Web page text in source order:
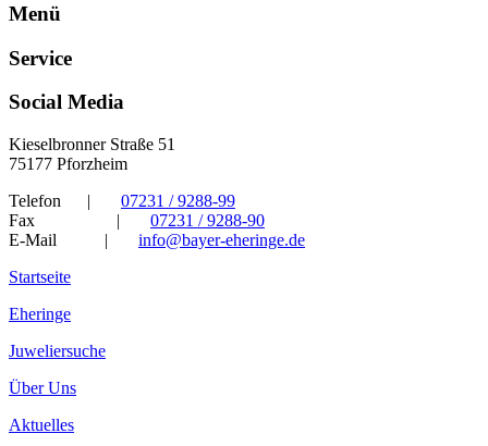
Menü
Service
Social Media
Kieselbronner Straße 51
75177 Pforzheim
Telefon
|
07231 / 9288-99
Fax
|
07231 / 9288-90
E-Mail
|
info@bayer-eheringe.de
Startseite
Eheringe
Juweliersuche
Über Uns
Aktuelles